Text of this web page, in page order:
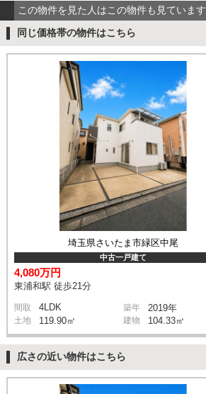
この物件を見た人はこの物件も見ています
同じ価格帯の物件はこちら
埼玉県さいたま市緑区中尾
中古一戸建て
4,080万円
東浦和駅 徒歩21分
間取 4LDK 築年 2019年
土地 119.90㎡ 建物 104.33㎡
広さの近い物件はこちら